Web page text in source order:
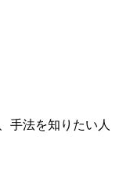
手法を知りたい人